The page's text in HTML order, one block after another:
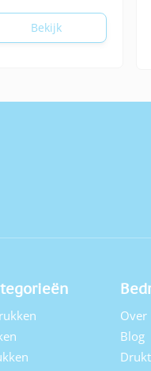
Bekijk
Over
Blog